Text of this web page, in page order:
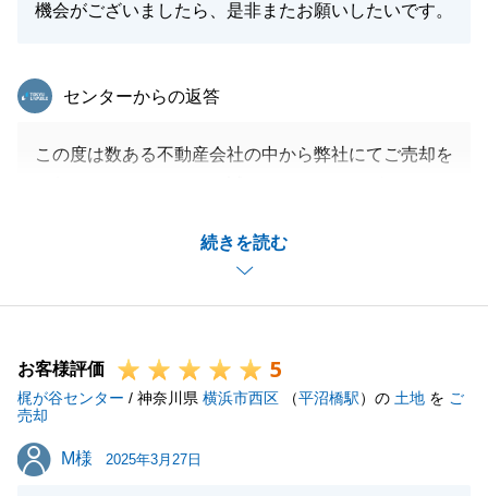
機会がございましたら、是非またお願いしたいです。
続きを読む
東急リバブル
センターからの返答
この度は数ある不動産会社の中から弊社にてご売却を
立地、お部屋の位置、室内の状態等全てが素晴らし
く、チャレンジ価格での販売をご提案させていただき
ました。
格でご成約できたこと、心より嬉しく思っておりま
す。
無事お引渡しを迎えられたのも、ホームページの内容
について貴重なご意見をいただき、二人三脚で販売活
お客様評価 5
梶が谷センター / 神奈川県 横浜市西区 （平沼橋駅）の 土地 を ご
売却
M様
M様 2025年3月27日